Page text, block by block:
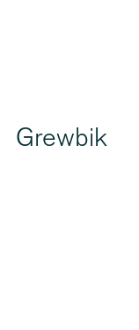
Grewbik